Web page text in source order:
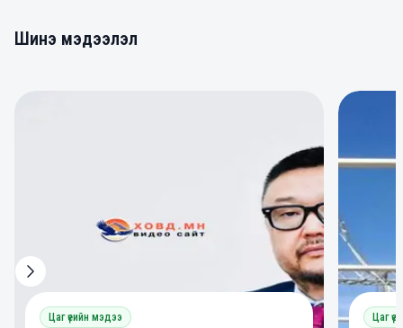
Шинэ мэдээлэл
Цаг үеийн мэдээ Цаг